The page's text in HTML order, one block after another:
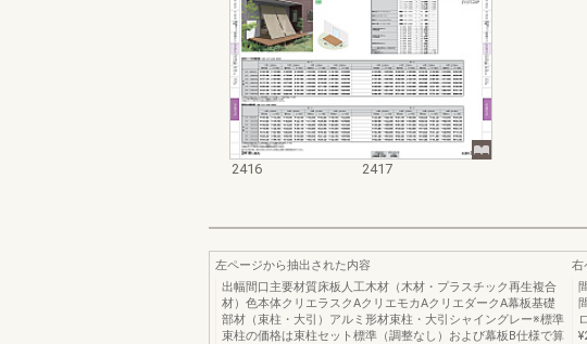
2416 2417
左ページから抽出された内容
出幅間口主要材質床板人工木材（木材・プラスチック再生複合
材）色本体クリエラスクAクリエモカAクリエダークA幕板基礎
部材（束柱・大引）アルミ形材束柱・大引シャイングレー※標準
束柱の価格は束柱セット標準（調整なし）および幕板B仕様で算
右